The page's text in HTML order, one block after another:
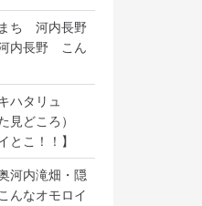
ち 河内長野
内長野 こん
ハタリュ
どころ）
とこ！！】
河内滝畑・隠
んなオモロイ